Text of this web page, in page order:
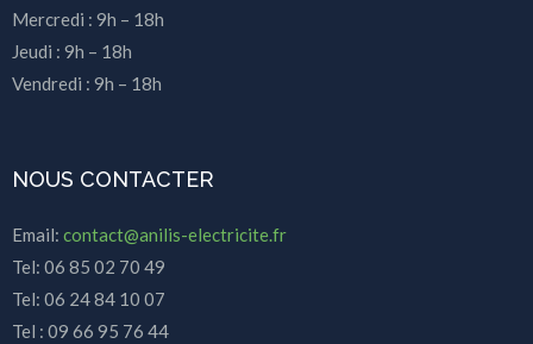
Mercredi : 9h – 18h
Jeudi : 9h – 18h
Vendredi : 9h – 18h
NOUS CONTACTER
Email: contact@anilis-electricite.fr
Tel: 06 85 02 70 49
Tel: 06 24 84 10 07
Tel : 09 66 95 76 44